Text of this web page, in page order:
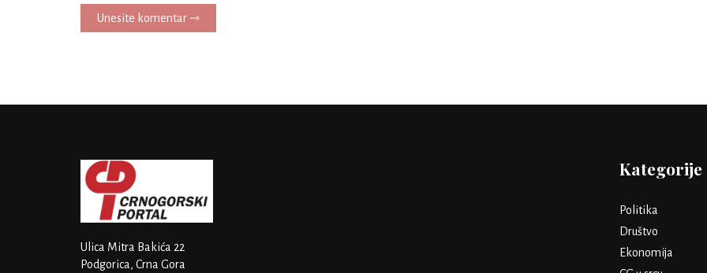
Unesite komentar ⇾
Ulica Mitra Bakića 22
Podgorica, Crna Gora
Kategorije
Politika
Društvo
Ekonomija